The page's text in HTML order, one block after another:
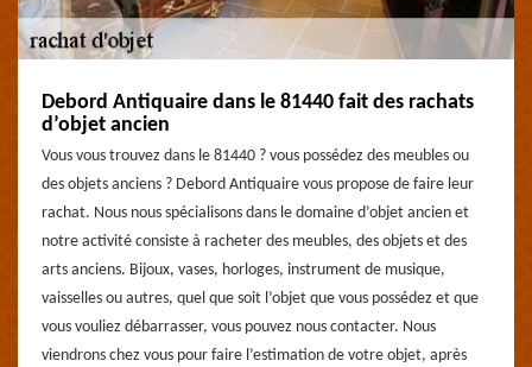
Debord Antiquaire dans le 81440 fait des rachats
d’objet ancien
Vous vous trouvez dans le 81440 ? vous possédez des meubles ou
des objets anciens ? Debord Antiquaire vous propose de faire leur
rachat. Nous nous spécialisons dans le domaine d’objet ancien et
notre activité consiste à racheter des meubles, des objets et des
arts anciens. Bijoux, vases, horloges, instrument de musique,
vaisselles ou autres, quel que soit l’objet que vous possédez et que
vous vouliez débarrasser, vous pouvez nous contacter. Nous
viendrons chez vous pour faire l’estimation de votre objet, après